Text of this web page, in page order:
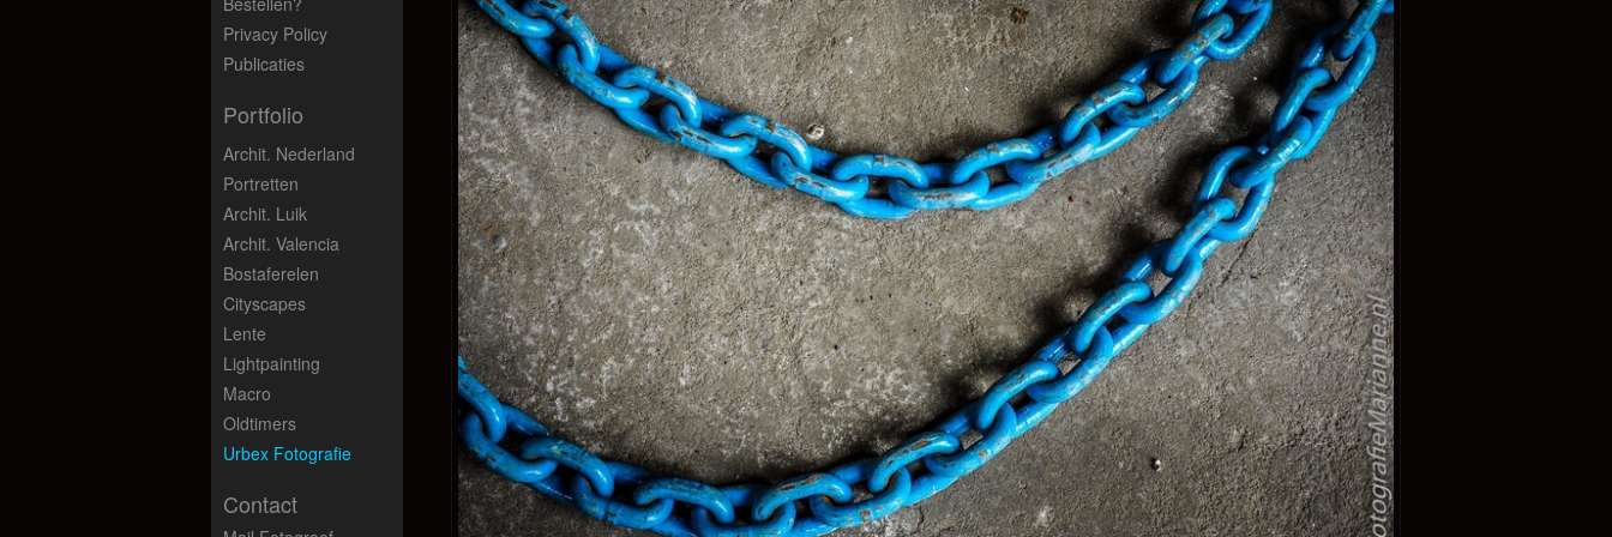
Privacy Policy
Publicaties
Portfolio
Archit. Nederland
Portretten
Archit. Luik
Archit. Valencia
Bostaferelen
Cityscapes
Lente
Lightpainting
Macro
Oldtimers
Urbex Fotografie
Contact